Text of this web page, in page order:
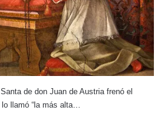
de don Juan de Austria frenó el
llamó “la más alta…